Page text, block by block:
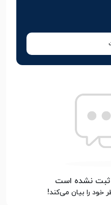
ثبت نشده است
خود را بیان می‌کند!